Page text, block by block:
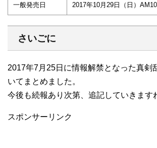
一般発売日 2017年10月29日（日）
さいごに
2017年7月25日に情報解禁となった真剣
いてまとめました。
今後も続報あり次第、追記していきます